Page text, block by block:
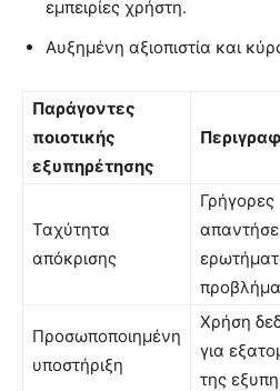
εμπειρίες χρήστη.
Αυξημένη αξιοπιστία και
Παράγοντες
ποιοτικής
εξυπηρέτησης
Ταχύτητα
απόκρισης
Γρήγορες
Προσωποποιημένη
υποστήριξη
Χρήση
για
της